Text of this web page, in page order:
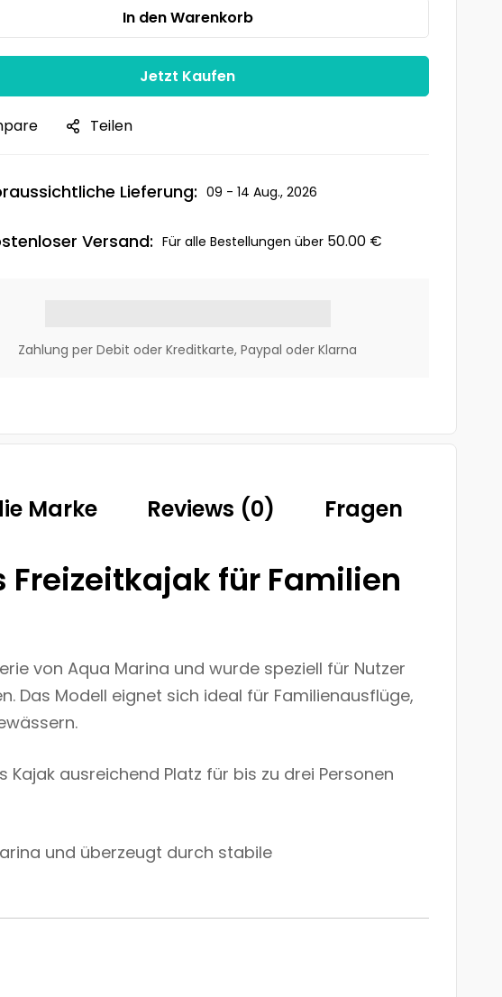
In den Warenkorb
Jetzt Kaufen
Teilen
Lieferung: 09 - 14 Aug., 2026
Versand: Für alle Bestellungen über 50.00 €
Zahlung per Debit oder Kreditkarte, Paypal oder Klarna
Marke Reviews (0) Fragen
Freizeitkajak für Familien
von Aqua Marina und wurde speziell für Nutzer
Das Modell eignet sich ideal für Familienausflüge,
ausreichend Platz für bis zu drei Personen
und überzeugt durch stabile